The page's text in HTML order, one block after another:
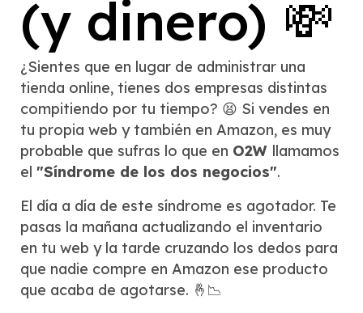
(y dinero) 💸
¿Sientes que en lugar de administrar una
tienda online, tienes dos empresas distintas
compitiendo por tu tiempo? 😫 Si vendes en
tu propia web y también en Amazon, es muy
probable que sufras lo que en O2W llamamos
el"Síndrome de los dos negocios".
El día a día de este síndrome es agotador. Te
pasas la mañana actualizando el inventario
en tu web y la tarde cruzando los dedos para
que nadie compre en Amazon ese producto
que acaba de agotarse. 🤞📉